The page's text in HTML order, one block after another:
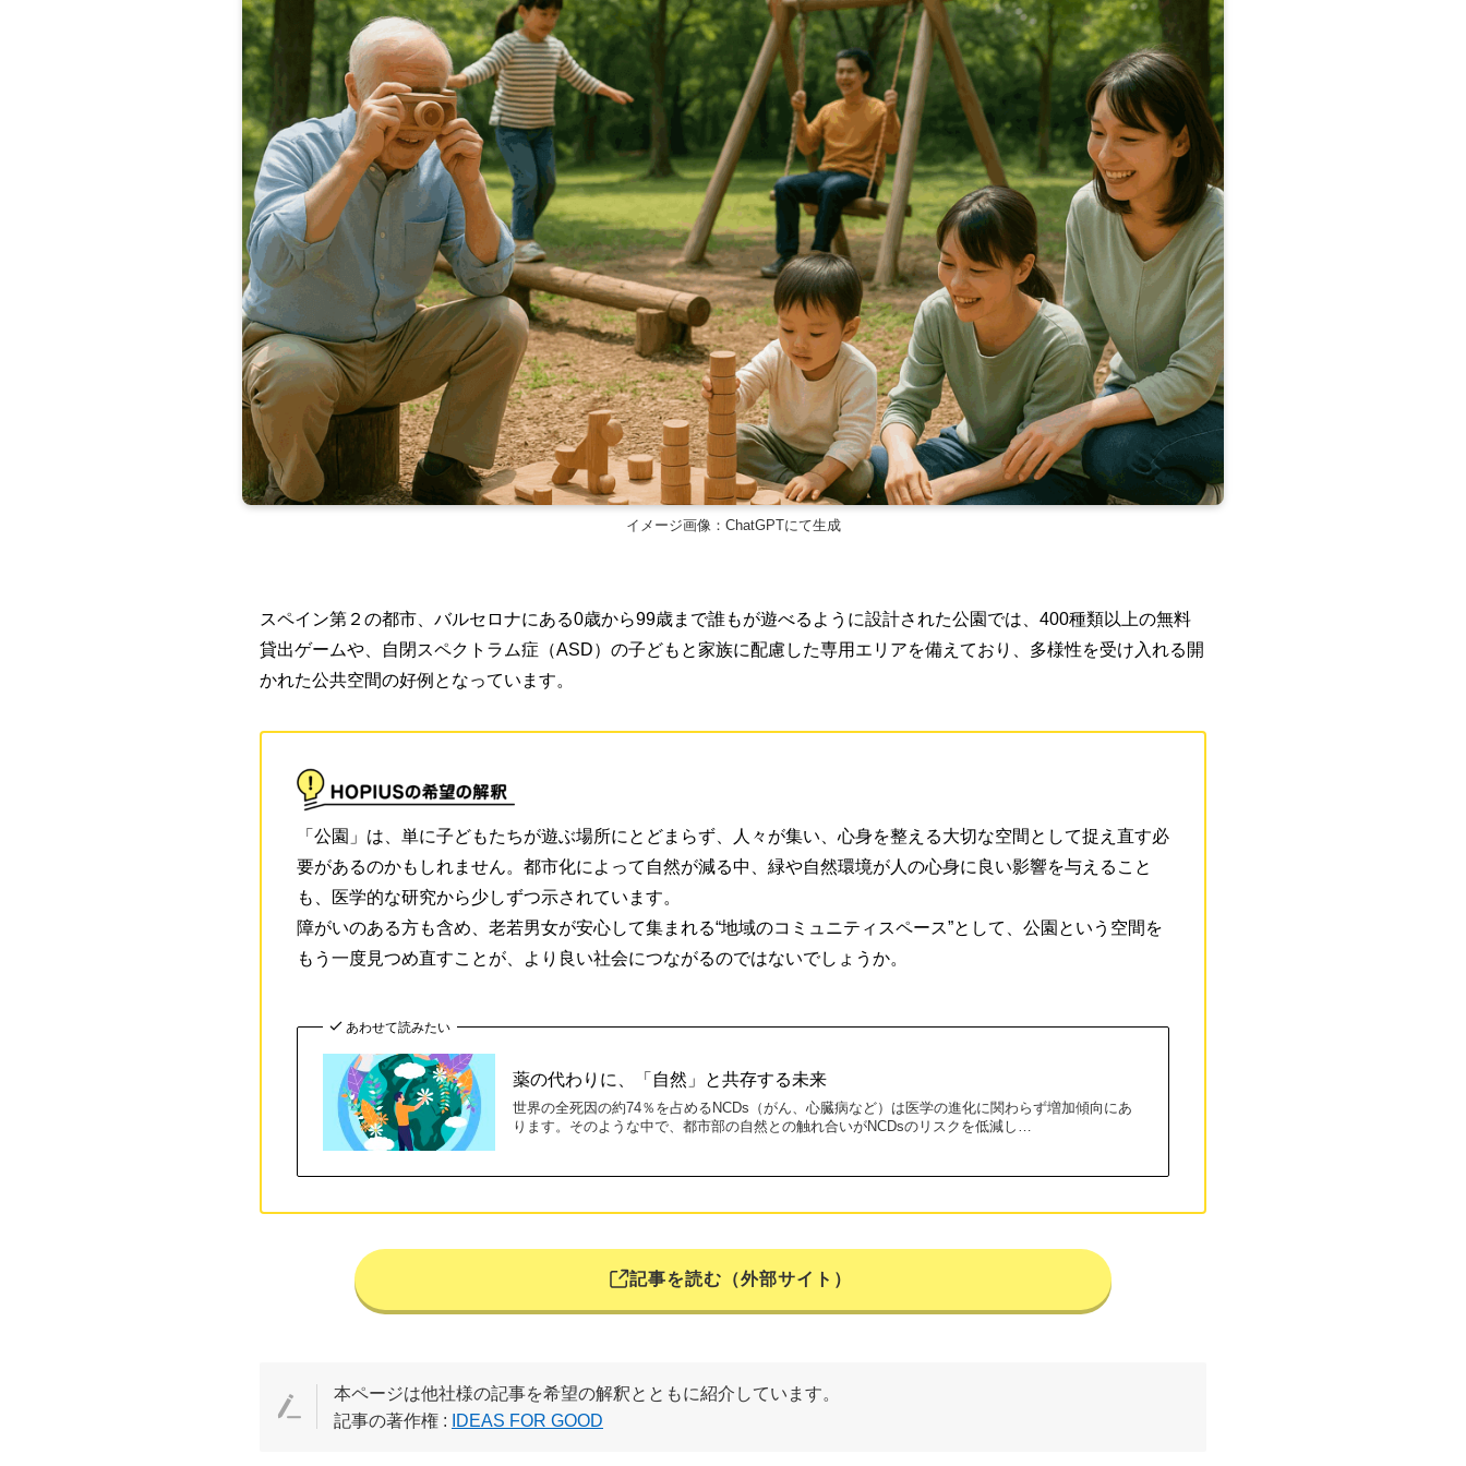
イメージ画像：ChatGPTにて生成
スペイン第２の都市、バルセロナにある0歳から99歳まで誰もが遊べるように設計された公園では、400種類以上の無料
貸出ゲームや、自閉スペクトラム症（ASD）の子どもと家族に配慮した専用エリアを備えており、多様性を受け入れる開
かれた公共空間の好例となっています。
「公園」は、単に子どもたちが遊ぶ場所にとどまらず、人々が集い、心身を整える大切な空間として捉え直す必
要があるのかもしれません。都市化によって自然が減る中、緑や自然環境が人の心身に良い影響を与えること
も、医学的な研究から少しずつ示されています。
障がいのある方も含め、老若男女が安心して集まれる“地域のコミュニティスペース”として、公園という空間を
もう一度見つめ直すことが、より良い社会につながるのではないでしょうか。
あわせて読みたい
薬の代わりに、「自然」と共存する未来
世界の全死因の約74％を占めるNCDs（がん、心臓病など）は医学の進化に関わらず増加傾向にあ
ります。そのような中で、都市部の自然との触れ合いがNCDsのリスクを低減し…
記事を読む（外部サイト）
本ページは他社様の記事を希望の解釈とともに紹介しています。
記事の著作権 :
IDEAS FOR GOOD